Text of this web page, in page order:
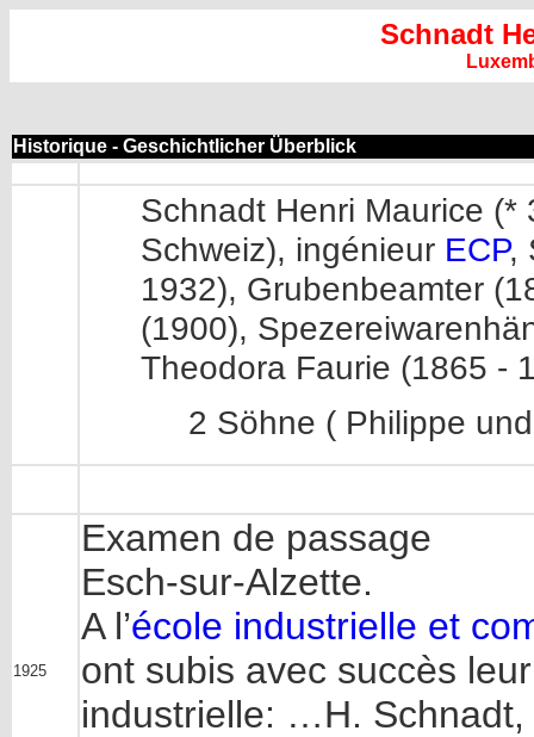
Schnadt
Historique - Geschichtlicher Überblick
Schnadt Henri Maurice
Schweiz), ingénieur ECP,
1932), Grubenbeamter
(1900),
Theodora Faurie (1865 -
2 Söhne ( Philippe
1925
Examen de passage
Esch-sur-Alzette.
A l’école industrielle et
ont subis avec succès
industrielle: …H. Schnadt,